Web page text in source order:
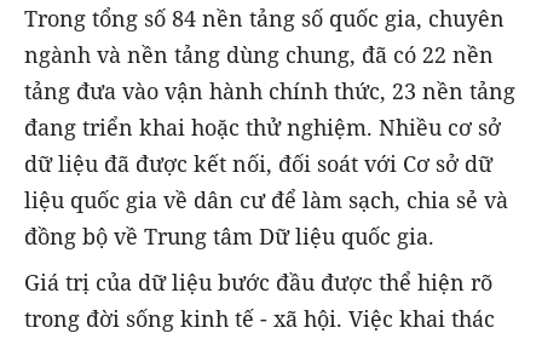
Trong tổng số 84 nền tảng số quốc gia, chuyên
ngành và nền tảng dùng chung, đã có 22 nền
tảng đưa vào vận hành chính thức, 23 nền tảng
đang triển khai hoặc thử nghiệm. Nhiều cơ sở
dữ liệu đã được kết nối, đối soát với Cơ sở dữ
liệu quốc gia về dân cư để làm sạch, chia sẻ và
đồng bộ về Trung tâm Dữ liệu quốc gia.
Giá trị của dữ liệu bước đầu được thể hiện rõ
trong đời sống kinh tế - xã hội. Việc khai thác